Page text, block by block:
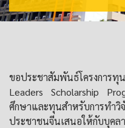
ขอประชาสัมพันธ์โครงการทุ
Leaders Scholarship
ศึกษาและทุนสำหรับการท
ประชาชนจีนเสนอให้กับบุคล